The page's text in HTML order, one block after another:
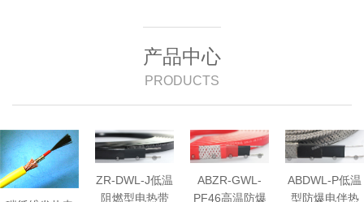
产品中心
PRODUCTS
ZR-DWL-J低温
阻燃型电热带
ABZR-GWL-
PF46高温防爆
ABDWL-P低温
型防爆电伴热